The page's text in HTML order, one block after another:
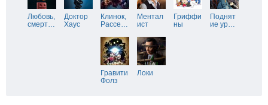
Любовь,
смерт…
Доктор
Хаус
Клинок,
Рассе…
Ментал
ист
Гриффи
ны
Поднят
ие ур…
Гравити
Фолз
Локи